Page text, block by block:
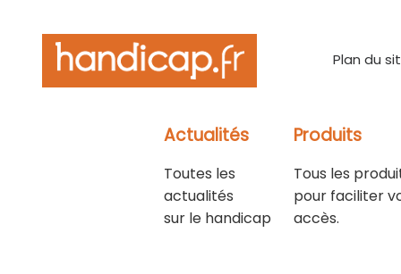
Plan du
Actualités
Toutes les
actualités
sur le handicap
Produits
Tous les
pour faciliter
accès.